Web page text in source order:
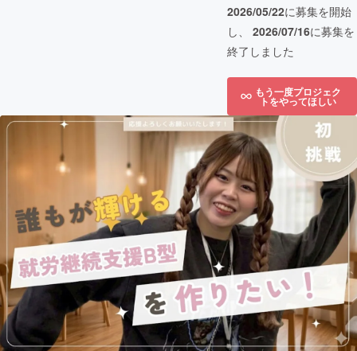
2026/05/22に募集を開始
し、 2026/07/16に募集を
終了しました
もう一度プロジェク
トをやってほしい